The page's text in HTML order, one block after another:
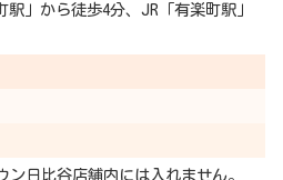
」から徒歩4分、JR「有楽町駅」
ン日比谷店舗内には入れません。